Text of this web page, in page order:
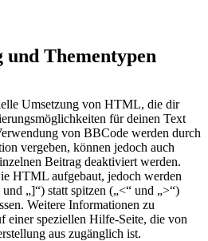
Thementypen
Umsetzung von HTML, die dir
für deinen Text
von BBCode werden durch
vergeben, können jedoch auch
Beitrag deaktiviert werden.
HTML aufgebaut, jedoch werden
„]“) statt spitzen („<“ und „>“)
Weitere Informationen zu
einer speziellen Hilfe-Seite, die von
aus zugänglich ist.